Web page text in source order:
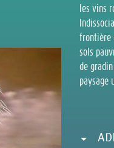
les vins
frontière
sols
de
paysage